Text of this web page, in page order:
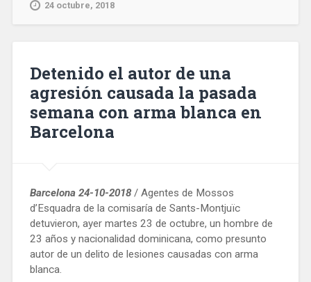
días
de
huelgas
no
demandas»
24 octubre, 2018
Detenido el autor de una
agresión causada la pasada
semana con arma blanca en
Barcelona
Barcelona 24-10-2018/ Agentes de Mossos
d’Esquadra de la comisaría de Sants-Montjuïc
detuvieron, ayer martes 23 de octubre, un hombre de
23 años y nacionalidad dominicana, como presunto
autor de un delito de lesiones causadas con arma
blanca.